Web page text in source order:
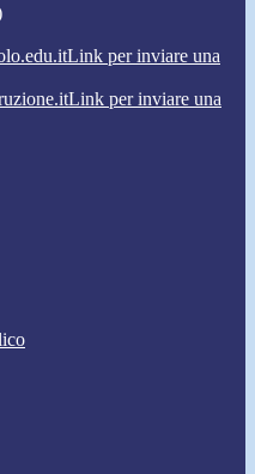
Link per inviare una
Link per inviare una